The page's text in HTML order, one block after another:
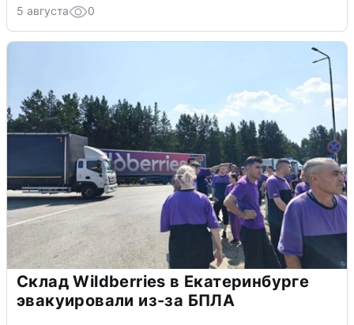
5 августа 0
Склад Wildberries в Екатеринбурге
эвакуировали из-за БПЛА